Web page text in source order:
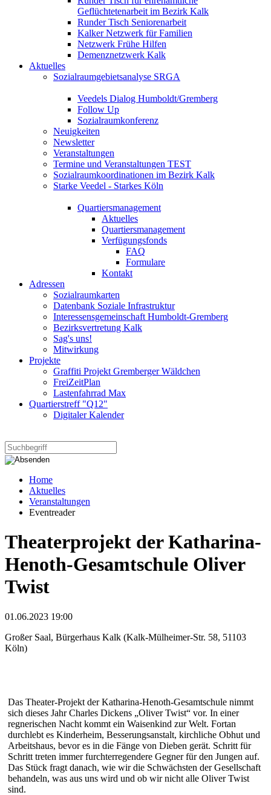
Geflüchtetenarbeit im Bezirk Kalk
Runder Tisch Seniorenarbeit
Kalker Netzwerk für Familien
Netzwerk Frühe Hilfen
Demenznetzwerk Kalk
Aktuelles
Sozialraumgebietsanalyse SRGA
Veedels Dialog Humboldt/Gremberg
Follow Up
Sozialraumkonferenz
Neuigkeiten
Newsletter
Veranstaltungen
Termine und Veranstaltungen TEST
Sozialraumkoordinationen im Bezirk Kalk
Starke Veedel - Starkes Köln
Quartiersmanagement
Aktuelles
Quartiersmanagement
Verfügungsfonds
FAQ
Formulare
Kontakt
Adressen
Sozialraumkarten
Datenbank Soziale Infrastruktur
Interessensgemeinschaft Humboldt-Gremberg
Bezirksvertretung Kalk
Sag's uns!
Mitwirkung
Projekte
Graffiti Projekt Gremberger Wäldchen
FreiZeitPlan
Lastenfahrrad Max
Quartierstreff "Q12"
Digitaler Kalender
Home
Aktuelles
Veranstaltungen
Eventreader
Theaterprojekt der Katharina-
Henoth-Gesamtschule Oliver
Twist
01.06.2023 19:00
Großer Saal, Bürgerhaus Kalk (Kalk-Mülheimer-Str. 58, 51103
Köln)
Das Theater-Projekt der Katharina-Henoth-Gesamtschule nimmt
sich dieses Jahr Charles Dickens „Oliver Twist“ vor. In einer
regnerischen Nacht kommt ein Waisenkind zur Welt. Fortan
durchlebt es Kinderheim, Besserungsanstalt, kirchliche Obhut und
Arbeitshaus, bevor es in die Fänge von Dieben gerät. Schritt für
Schritt treten immer furchterregendere Gegner für den Jungen auf.
Das Stück fragt danach, wie wir die Schwächsten der Gesellschaft
behandeln, was aus uns wird und ob wir nicht alle Oliver Twist
sind.